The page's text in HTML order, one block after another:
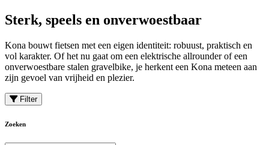
Sterk, speels en onverwoestbaar
Kona bouwt fietsen met een eigen identiteit: robuust, praktisch en
vol karakter. Of het nu gaat om een elektrische allrounder of een
onverwoestbare stalen gravelbike, je herkent een Kona meteen aan
zijn gevoel van vrijheid en plezier.
Filter
Zoeken